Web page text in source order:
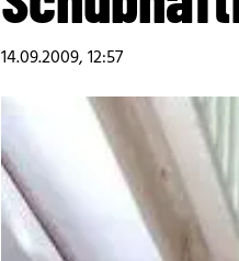
14.09.2009, 12:57